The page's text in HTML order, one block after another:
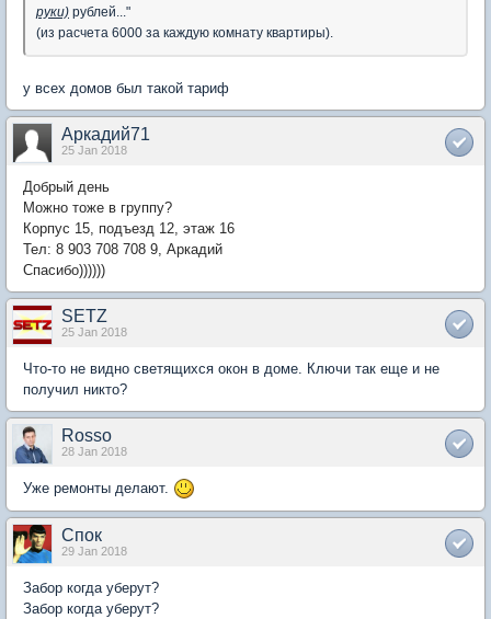
руки) рублей..."
(из расчета 6000 за каждую комнату квартиры).
у всех домов был такой тариф
Аркадий71
25 Jan 2018
Добрый день
Можно тоже в группу?
Корпус 15, подъезд 12, этаж 16
Тел: 8 903 708 708 9, Аркадий
Спасибо))))))
SETZ
25 Jan 2018
Что-то не видно светящихся окон в доме. Ключи так еще и не
получил никто?
Rosso
28 Jan 2018
Уже ремонты делают.
Спок
29 Jan 2018
Забор когда уберут?
Забор когда уберут?